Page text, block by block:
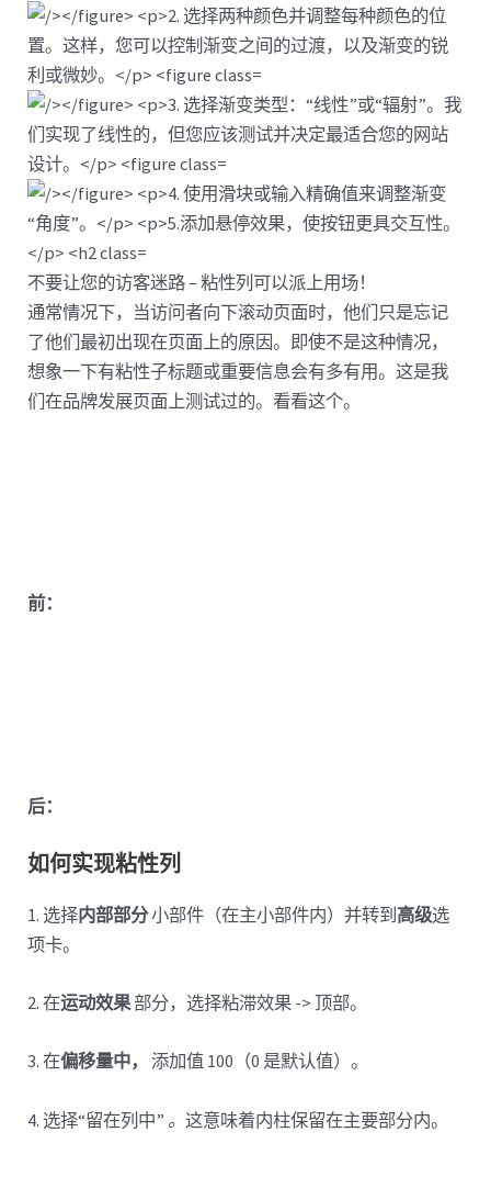
不要让您的访客迷路 – 粘性列可以派上用场！
通常情况下，当访问者向下滚动页面时，他们只是忘记
了他们最初出现在页面上的原因。即使不是这种情况，
想象一下有粘性子标题或重要信息会有多有用。这是我
们在品牌发展页面上测试过的。看看这个。
前：
后：
如何实现粘性列
1. 选择内部部分小部件（在主小部件内）并转到高级选
项卡。
2. 在运动效果部分，选择粘滞效果 -> 顶部。
3. 在偏移量中， 添加值 100（0 是默认值）。
4. 选择“留在列中” 。这意味着内柱保留在主要部分内。